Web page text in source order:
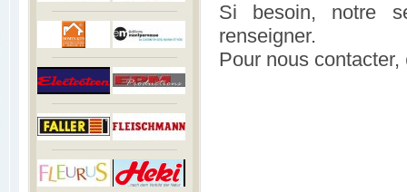
Si besoin, notre
renseigner.
Pour nous contacter,